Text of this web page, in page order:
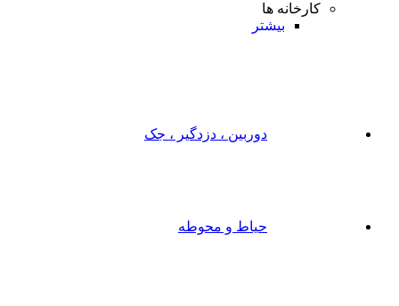
کارخانه ها
بیشتر
دوربین ، دزدگیر ، جک
حیاط و محوطه